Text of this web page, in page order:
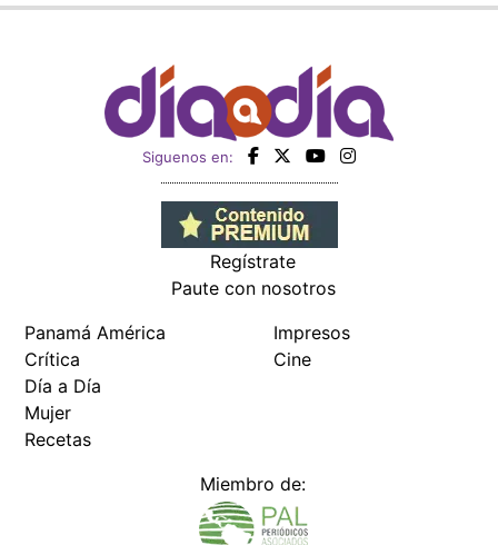
Siguenos en:
Regístrate
Paute con nosotros
Panamá América
Crítica
Día a Día
Mujer
Recetas
Impresos
Cine
Miembro de: